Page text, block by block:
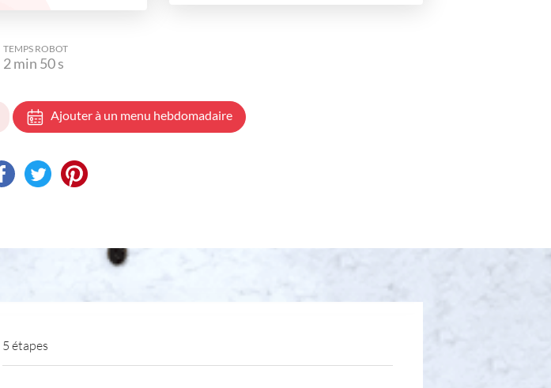
TEMPS ROBOT
2min 50s
Ajouter à un menu hebdomadaire
5 étapes